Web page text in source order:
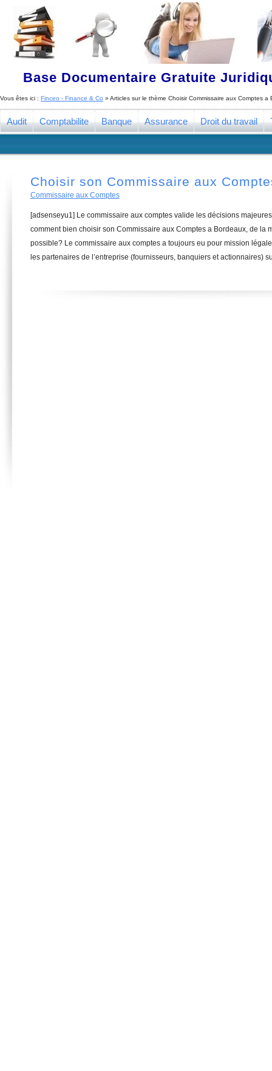
Base Documentaire Gratuite
Vous êtes ici : Finceo - Finance & Co » Articles sur le thème Choisir Commissaire aux Comptes a
Audit Comptabilite Banque Assurance Droit du travail
Choisir son Commissaire aux
Commissaire aux Comptes
[adsenseyu1] Le commissaire aux comptes valide les décisions
comment bien choisir son Commissaire aux Comptes a Bordeaux, de la
possible? Le commissaire aux comptes a toujours eu pour mission
les partenaires de l’entreprise (fournisseurs, banquiers et actionnaires)